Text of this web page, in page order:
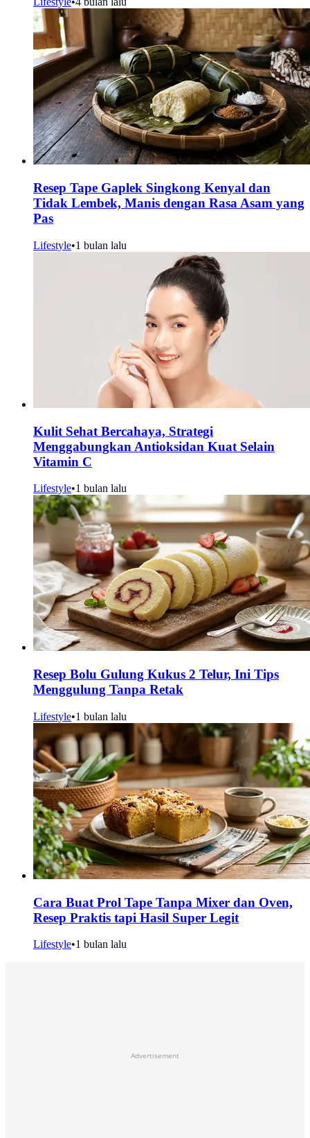
Resep Tape Gaplek Singkong Kenyal dan
Tidak Lembek, Manis dengan Rasa Asam yang
Pas
Lifestyle•1 bulan lalu
Kulit Sehat Bercahaya, Strategi
Menggabungkan Antioksidan Kuat Selain
Vitamin C
Lifestyle•1 bulan lalu
Resep Bolu Gulung Kukus 2 Telur, Ini Tips
Menggulung Tanpa Retak
Lifestyle•1 bulan lalu
Cara Buat Prol Tape Tanpa Mixer dan Oven,
Resep Praktis tapi Hasil Super Legit
Lifestyle•1 bulan lalu
Advertisement